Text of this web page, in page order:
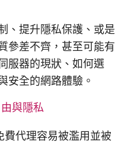
、提升隱私保護、或是
參差不齊，甚至可能有
服器的現狀、如何選
安全的網路體驗。
與隱私
代理容易被濫用並被